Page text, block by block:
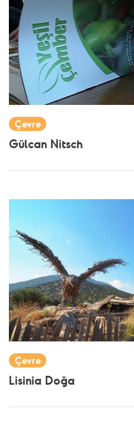
Çevre
Gülcan Nitsch
Çevre
Lisinia Doğa